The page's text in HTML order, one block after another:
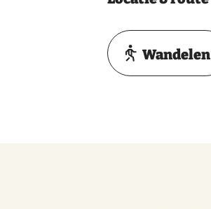
Wandelen